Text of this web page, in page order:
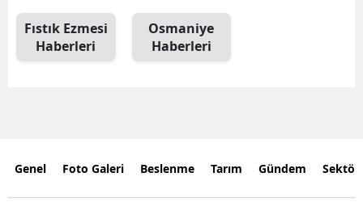
Fıstık Ezmesi
Haberleri
Osmaniye
Haberleri
Genel Foto Galeri Beslenme Tarım Gündem